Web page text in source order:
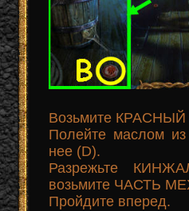
Возьмите
Полейте маслом
нее (D).
Разрежьте
возьмите ЧАСТЬ
Пройдите вперед.